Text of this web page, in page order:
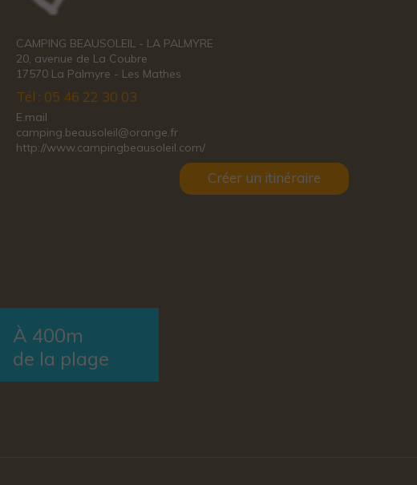
CAMPING BEAUSOLEIL - LA PALMYRE
20, avenue de La Coubre
17570 La Palmyre - Les Mathes
Tél : 05 46 22 30 03
E.mail
camping.beausoleil@orange.fr
http://www.campingbeausoleil.com/
Créer un itinéraire
À 400m
de la plage